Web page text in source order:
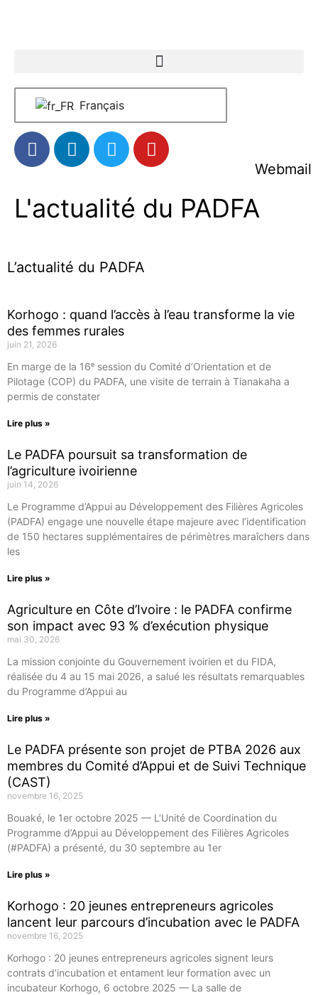
Français
Webmail
L'actualité du PADFA
L’actualité du PADFA
Korhogo : quand l’accès à l’eau transforme la vie
des femmes rurales
juin 21, 2026
En marge de la 16ᵉ session du Comité d’Orientation et de
Pilotage (COP) du PADFA, une visite de terrain à Tianakaha a
permis de constater
Lire plus »
Le PADFA poursuit sa transformation de
l’agriculture ivoirienne
juin 14, 2026
Le Programme d’Appui au Développement des Filières Agricoles
(PADFA) engage une nouvelle étape majeure avec l’identification
de 150 hectares supplémentaires de périmètres maraîchers dans
les
Lire plus »
Agriculture en Côte d’Ivoire : le PADFA confirme
son impact avec 93 % d’exécution physique
mai 30, 2026
La mission conjointe du Gouvernement ivoirien et du FIDA,
réalisée du 4 au 15 mai 2026, a salué les résultats remarquables
du Programme d’Appui au
Lire plus »
Le PADFA présente son projet de PTBA 2026 aux
membres du Comité d’Appui et de Suivi Technique
(CAST)
novembre 16, 2025
Bouaké, le 1er octobre 2025 — L’Unité de Coordination du
Programme d’Appui au Développement des Filières Agricoles
(#PADFA) a présenté, du 30 septembre au 1er
Lire plus »
Korhogo : 20 jeunes entrepreneurs agricoles
lancent leur parcours d’incubation avec le PADFA
novembre 16, 2025
Korhogo : 20 jeunes entrepreneurs agricoles signent leurs
contrats d’incubation et entament leur formation avec un
incubateur Korhogo, 6 octobre 2025 — La salle de